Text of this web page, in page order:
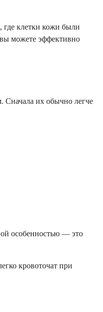
где клетки кожи были
можете эффективно
Сначала их обычно легче
особенностью — это
кровоточат при